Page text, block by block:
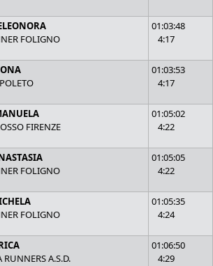
FOLIGNO
01:03:48
4:17
01:03:53
4:17
FIRENZE
01:05:02
4:22
FOLIGNO
01:05:05
4:22
FOLIGNO
01:05:35
4:24
A.S.D.
01:06:50
4:29